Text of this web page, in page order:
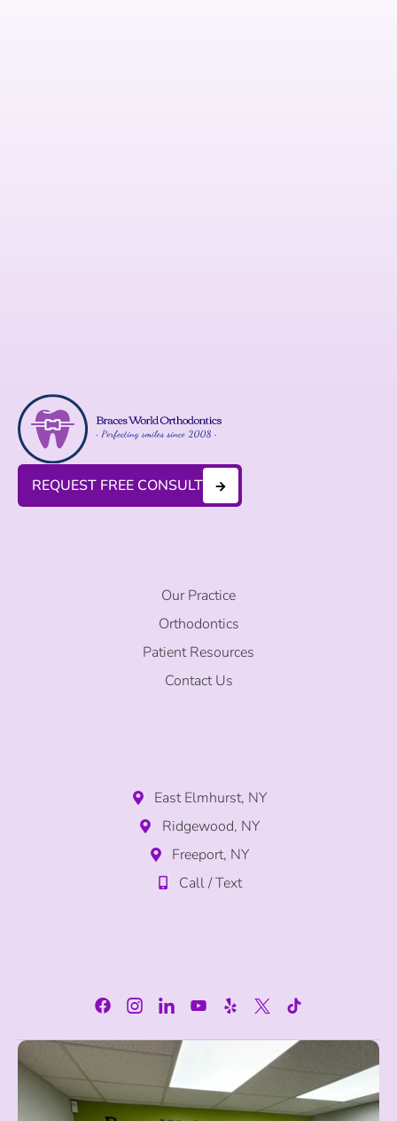
REQUEST FREE CONSULT
Our Practice
Orthodontics
Patient Resources
Contact Us
East Elmhurst, NY
Ridgewood, NY
Freeport, NY
Call / Text